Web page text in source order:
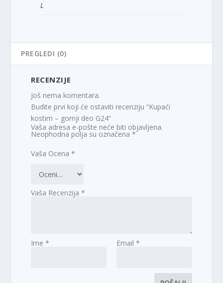
L
PREGLEDI (0)
RECENZIJE
Još nema komentara.
Budite prvi koji će ostaviti recenziju “Kupaći
kostim – gornji deo G24”
Vaša adresa e-pošte neće biti objavljena.
Neophodna polja su označena*
Vaša Ocena*
Vaša Recenzija*
Ime* Email *